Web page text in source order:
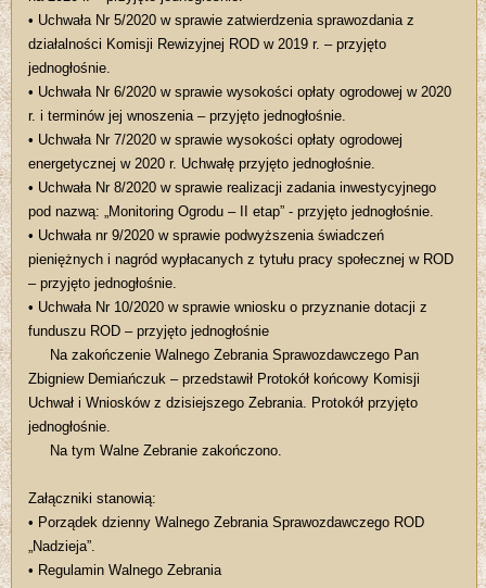
• Uchwała Nr 5/2020 w sprawie zatwierdzenia sprawozdania z
działalności Komisji Rewizyjnej ROD w 2019 r. – przyjęto
jednogłośnie.
• Uchwała Nr 6/2020 w sprawie wysokości opłaty ogrodowej w 2020
r. i terminów jej wnoszenia – przyjęto jednogłośnie.
• Uchwała Nr 7/2020 w sprawie wysokości opłaty ogrodowej
energetycznej w 2020 r. Uchwałę przyjęto jednogłośnie.
• Uchwała Nr 8/2020 w sprawie realizacji zadania inwestycyjnego
pod nazwą: „Monitoring Ogrodu – II etap” - przyjęto jednogłośnie.
• Uchwała nr 9/2020 w sprawie podwyższenia świadczeń
pieniężnych i nagród wypłacanych z tytułu pracy społecznej w ROD
– przyjęto jednogłośnie.
• Uchwała Nr 10/2020 w sprawie wniosku o przyznanie dotacji z
funduszu ROD – przyjęto jednogłośnie
Na zakończenie Walnego Zebrania Sprawozdawczego Pan
Zbigniew Demiańczuk – przedstawił Protokół końcowy Komisji
Uchwał i Wniosków z dzisiejszego Zebrania. Protokół przyjęto
jednogłośnie.
Na tym Walne Zebranie zakończono.
Załączniki stanowią:
• Porządek dzienny Walnego Zebrania Sprawozdawczego ROD
„Nadzieja”.
• Regulamin Walnego Zebrania